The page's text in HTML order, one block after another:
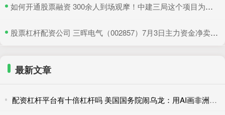
​如何开通股票融资 300余人到场观摩！中建三局这个项目为安全生产示范
​股票杠杆配资公司 三晖电气（002857）7月3日主力资金净卖出820.19万元
最新文章
配资杠杆平台有十倍杠杆吗 美国国务院闹乌龙：用AI画非洲地图，结果全标错了